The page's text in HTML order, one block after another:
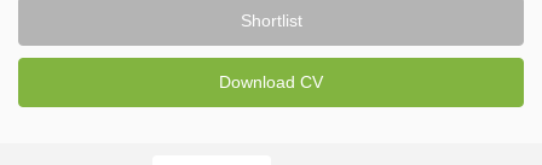
Shortlist
Download CV